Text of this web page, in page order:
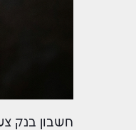
חשבון בנק